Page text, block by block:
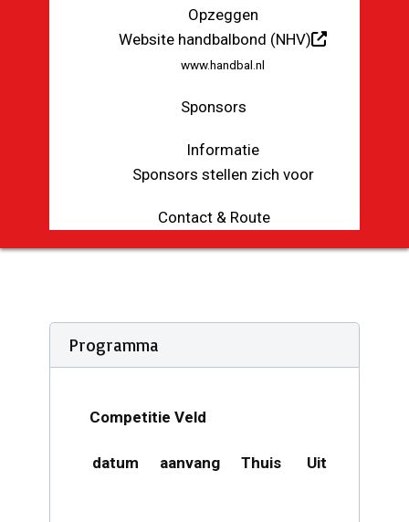
Opzeggen
Website handbalbond (NHV)
www.handbal.nl
Sponsors
Informatie
Sponsors stellen zich voor
Contact & Route
Programma
Competitie Veld
datum aanvang Thuis Uit